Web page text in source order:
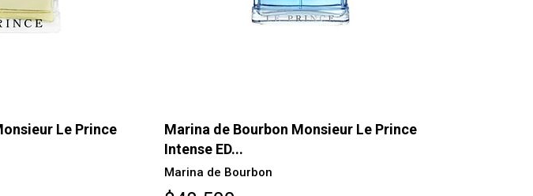
Le Prince
Marina de Bourbon Monsieur Le Prince
Intense ED...
Marina de Bourbon